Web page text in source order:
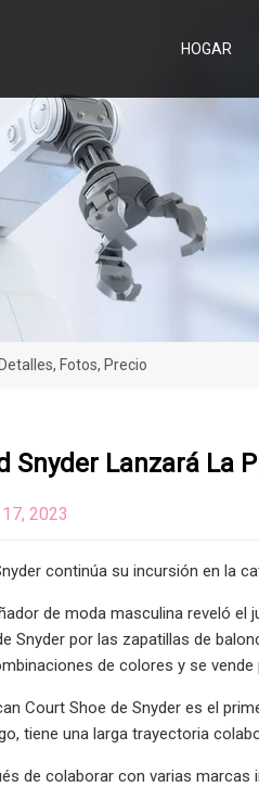
HOGAR
Fotos, Precio
Snyder Lanzará La
2023
continúa su incursión en la
de moda masculina reveló el
Snyder por las zapatillas de
de colores y se vende
Court Shoe de Snyder es el
tiene una larga trayectoria
de colaborar con varias marcas